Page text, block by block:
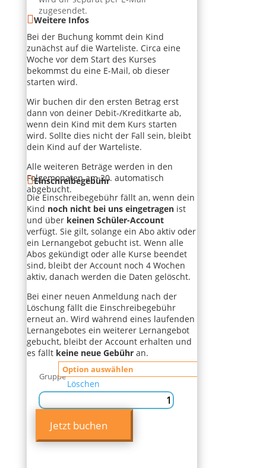
zugesendet.
Weitere Infos
Bei der Buchung kommt dein Kind
zunächst auf die Warteliste. Circa eine
Woche vor dem Start des Kurses
bekommst du eine E-Mail, ob dieser
starten wird.
Wir buchen dir den ersten Betrag erst
dann von deiner Debit-/Kreditkarte ab,
wenn dein Kind mit dem Kurs starten
wird. Sollte dies nicht der Fall sein, bleibt
dein Kind auf der Warteliste.
Alle weiteren Beträge werden in den
Folgemonaten am 20. automatisch
abgebucht.
Einschreibegebühr
Die Einschreibegebühr fällt an, wenn dein
Kind noch nicht bei uns eingetragen ist
und über keinen Schüler-Account
verfügt. Sie gilt, solange ein Abo aktiv oder
ein Lernangebot gebucht ist. Wenn alle
Abos gekündigt oder alle Kurse beendet
sind, bleibt der Account noch 4 Wochen
aktiv, danach werden die Daten gelöscht.
Bei einer neuen Anmeldung nach der
Löschung fällt die Einschreibegebühr
erneut an. Wird während eines laufenden
Lernangebotes ein weiterer Lernangebot
gebucht, bleibt der Account erhalten und
es fällt keine neue Gebühran.
Gruppe
Löschen
Englisch
für
Kids
VM
Jetzt buchen